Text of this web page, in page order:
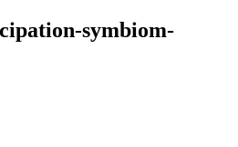
symbiom-